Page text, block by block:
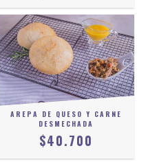
AREPA DE QUESO Y CARNE
DESMECHADA
$40.700